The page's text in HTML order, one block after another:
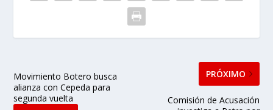
Movimiento Botero busca
alianza con Cepeda para
segunda vuelta
PRÓXIMO
Comisión de Acusación